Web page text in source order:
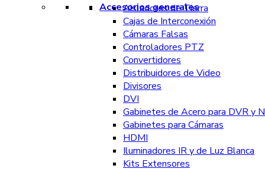
Accesorios generales
Aisladores de Tierra
Cajas de Interconexión
Cámaras Falsas
Controladores PTZ
Convertidores
Distribuidores de Video
Divisores
DVI
Gabinetes de Acero para DVR y
Gabinetes para Cámaras
HDMI
Iluminadores IR y de Luz Blanca
Kits Extensores